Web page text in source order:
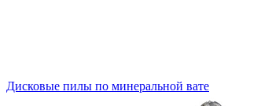
Дисковые пилы по минеральной вате